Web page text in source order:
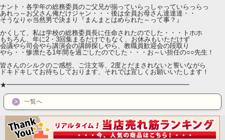
ナント・各学年の総務委員のご父兄が揃っていらっしゃっていらっらっ
あれっ～お父さん俺だけジャン・・・後は全員お母さん達達達・・
そうなりゃ当然男で決まり『まんまとはめられた～って事？』
かくして、私は学校の総務委員長に任命されたのでした・・・トホホ
もちろん、年に2・3回集まるだけでもなく、お休みもいただけず
会議やら司会やら講演会の講師探しやら、教職員歓迎会の段取り
やら・・惨澹たる1年間を過ごしたのでした・・・お～い担任の○○先生！
皆さんのシルクのご感想、ご注文等、2度とだまされないと誓いながら
ドキドキしてお待ちしております、それでは宜しくお願いいたします！
★━━━━━━━━━━━━━━━━━━━━━━━━━━━━
一覧へ